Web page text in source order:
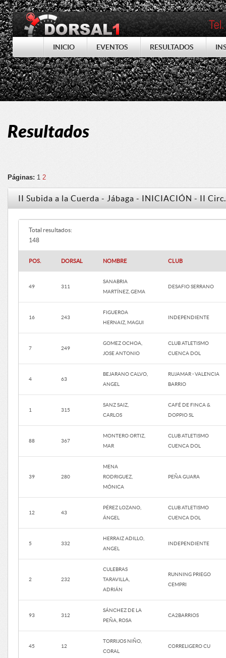
INICIO EVENTOS RESULTADOS
Resultados
Páginas: 1 2
II Subida a la Cuerda - Jábaga - INICIACIÓN - II
Total resultados:
148
POS. DORSAL NOMBRE CLUB
49 311
SANABRIA
MARTÍNEZ, GEMA
DESAFIO SERRANO
16 243
FIGUEROA
HERNAIZ, MAGUI
INDEPENDIENTE
7 249
GOMEZ OCHOA,
JOSE ANTONIO
CLUB ATLETISMO
CUENCA DOL
4 63
BEJARANO CALVO,
ANGEL
RUJAMAR - VALENCIA
BARRIO
1 315
SANZ SAIZ,
CARLOS
CAFÉ DE FINCA &
DOPPIO SL
88 367
MONTERO ORTIZ,
MAR
CLUB ATLETISMO
CUENCA DOL
39 280
MENA
RODRIGUEZ,
MÓNICA
PEÑA GUARA
12 43
PÉREZ LOZANO,
ÁNGEL
CLUB ATLETISMO
CUENCA DOL
5 332
HERRAIZ ADILLO,
ANGEL
INDEPENDIENTE
2 232
CULEBRAS
TARAVILLA,
ADRIÁN
RUNNING PRIEGO
CEMPRI
93 312
SÁNCHEZ DE LA
PEÑA, ROSA
CA2BARRIOS
45 12
TORRIJOS NIÑO,
CORAL
CORRELIGERO CU